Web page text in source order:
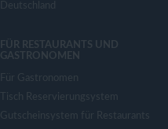
Deutschland
FÜR RESTAURANTS UND
GASTRONOMEN
Für Gastronomen
Tisch Reservierungsystem
Gutscheinsystem für Restaurants